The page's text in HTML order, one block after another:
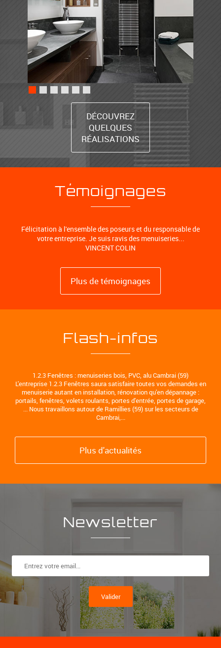
DÉCOUVREZ
QUELQUES
RÉALISATIONS
Témoignages
Félicitation à l'ensemble des poseurs et du responsable de
votre entreprise. Je suis ravis des menuiseries...
VINCENT COLIN
Plus de témoignages
Flash-infos
1.2.3 Fenêtres : menuiseries bois, PVC, alu Cambrai (59)
L'entreprise 1.2.3 Fenêtres saura satisfaire toutes vos demandes en
menuiserie autant en installation, rénovation qu'en dépannage :
portails, fenêtres, volets roulants, portes d'entrée, portes de garage,
... Nous travaillons autour de Ramillies (59) sur les secteurs de
Cambrai,...
Plus d'actualités
Newsletter
Valider